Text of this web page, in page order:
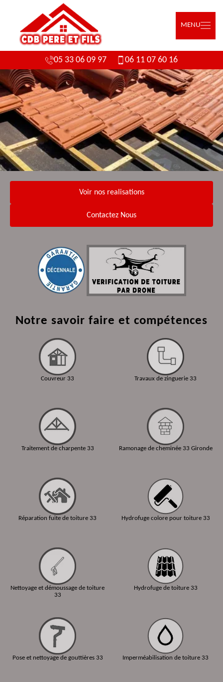
MENU
05 33 06 09 97 06 11 07 60 16
Voir nos realisations
Contactez Nous
Notre savoir faire et compétences
Couvreur 33
Traitement de charpente 33
Réparation fuite de toiture 33
Nettoyage et démoussage de toiture
33
Pose et nettoyage de gouttières 33
Travaux de zinguerie 33
Ramonage de cheminée 33 Gironde
Hydrofuge colore pour toiture 33
Hydrofuge de toiture 33
Imperméabilisation de toiture 33